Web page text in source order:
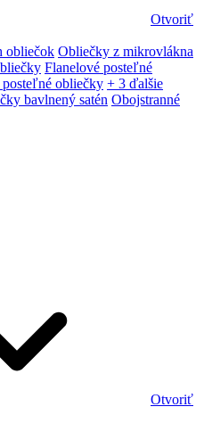
Otvoriť
obliečok Obliečky z mikrovlákna
Flanelové posteľné
posteľné obliečky + 3 ďalšie
bavlnený satén Obojstranné
Otvoriť